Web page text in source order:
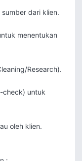
dari klien.
menentukan
Research).
check) untuk
oleh klien.